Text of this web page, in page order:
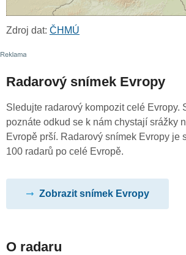
Zdroj dat: ČHMÚ
Radarový snímek Evropy
Sledujte radarový kompozit celé Evropy.
poznáte odkud se k nám chystají srážky
Evropě prší. Radarový snímek Evropy je
100 radarů po celé Evropě.
Zobrazit snímek Evropy
O radaru